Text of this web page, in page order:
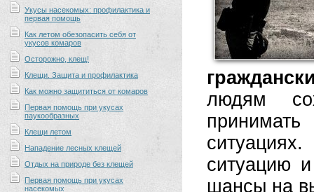
Укусы насекомых: профилактика и
первая помощь
Как летом обезопасить себя от
укусов комаров
Осторожно, клещ!
Клещи. Защита и профилактика
Как можно защититься от комаров
Первая помощь при укусах
паукообразных
Клещи летом
Нападение лесных клещей
Отдых на природе без клещей
Первая помощь при укусах
насекомых
людям
ситуацию
шансы на